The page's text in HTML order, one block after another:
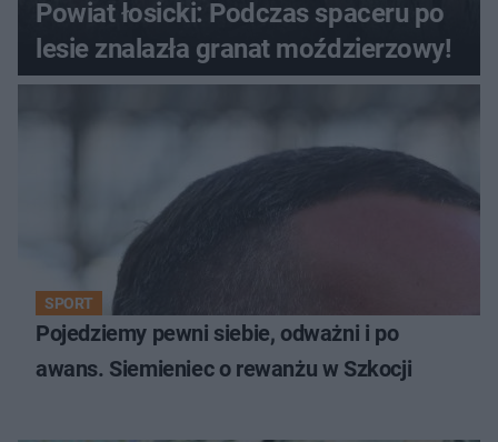
Powiat łosicki: Podczas spaceru po
lesie znalazła granat moździerzowy!
SPORT
Pojedziemy pewni siebie, odważni i po
awans. Siemieniec o rewanżu w Szkocji